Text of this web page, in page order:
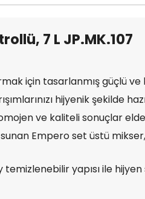
7 L JP.MK.107
için tasarlanmış güçlü
hijyenik şekilde
ve kaliteli sonuçlar
Empero set üstü mikser,
yapısı ile hijyen